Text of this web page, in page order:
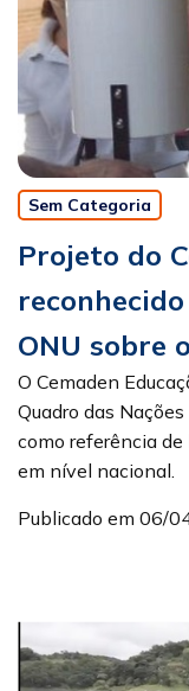
Sem Categoria
Projeto do
ONU sobre
O Cemaden
Quadro das
como referência
em nível nacional.
Publicado em 06/